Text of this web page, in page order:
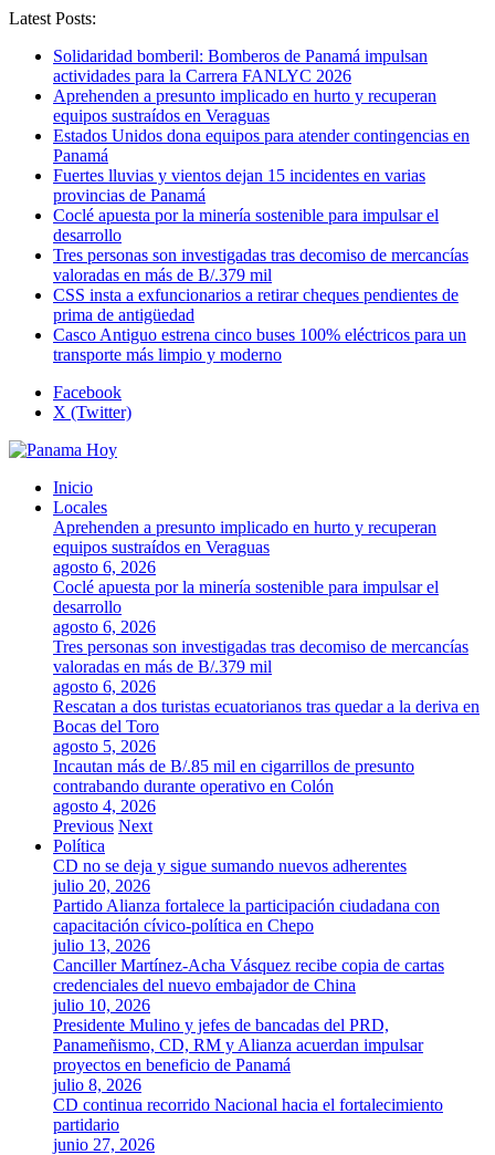
Latest Posts:
Solidaridad bomberil: Bomberos de Panamá impulsan
actividades para la Carrera FANLYC 2026
Aprehenden a presunto implicado en hurto y recuperan
equipos sustraídos en Veraguas
Estados Unidos dona equipos para atender contingencias en
Panamá
Fuertes lluvias y vientos dejan 15 incidentes en varias
provincias de Panamá
Coclé apuesta por la minería sostenible para impulsar el
desarrollo
Tres personas son investigadas tras decomiso de mercancías
valoradas en más de B/.379 mil
CSS insta a exfuncionarios a retirar cheques pendientes de
prima de antigüedad
Casco Antiguo estrena cinco buses 100% eléctricos para un
transporte más limpio y moderno
Facebook
X (Twitter)
Inicio
Locales
Aprehenden a presunto implicado en hurto y recuperan
equipos sustraídos en Veraguas
agosto 6, 2026
Coclé apuesta por la minería sostenible para impulsar el
desarrollo
agosto 6, 2026
Tres personas son investigadas tras decomiso de mercancías
valoradas en más de B/.379 mil
agosto 6, 2026
Rescatan a dos turistas ecuatorianos tras quedar a la deriva en
Bocas del Toro
agosto 5, 2026
Incautan más de B/.85 mil en cigarrillos de presunto
contrabando durante operativo en Colón
agosto 4, 2026
Previous Next
Política
CD no se deja y sigue sumando nuevos adherentes
julio 20, 2026
Partido Alianza fortalece la participación ciudadana con
capacitación cívico-política en Chepo
julio 13, 2026
Canciller Martínez-Acha Vásquez recibe copia de cartas
credenciales del nuevo embajador de China
julio 10, 2026
Presidente Mulino y jefes de bancadas del PRD,
Panameñismo, CD, RM y Alianza acuerdan impulsar
proyectos en beneficio de Panamá
julio 8, 2026
CD continua recorrido Nacional hacia el fortalecimiento
partidario
junio 27, 2026